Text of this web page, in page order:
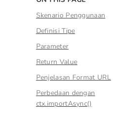
Skenario Penggunaan
Definisi Tipe
Parameter
Return Value
Penjelasan Format URL
Perbedaan dengan
ctx.importAsync()